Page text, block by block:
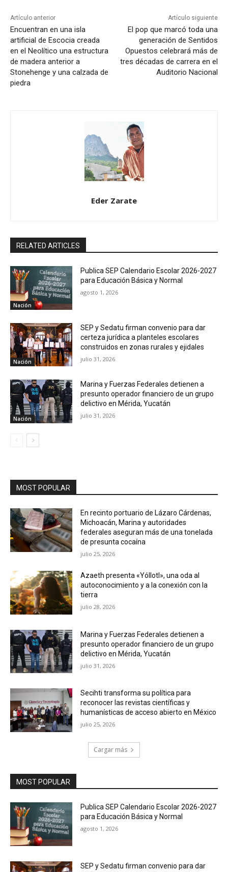
Artículo anterior
Encuentran en una isla
artificial de Escocia creada
en el Neolítico una estructura
de madera anterior a
Stonehenge y una calzada de
piedra
Artículo siguiente
El pop que marcó toda una
generación de Sentidos
Opuestos celebrará más de
tres décadas de carrera en el
Auditorio Nacional
Eder Zarate
RELATED ARTICLES
Nación
Publica SEP Calendario Escolar 2026-2027
para Educación Básica y Normal
agosto 1, 2026
Nación
SEP y Sedatu firman convenio para dar
certeza jurídica a planteles escolares
construidos en zonas rurales y ejidales
julio 31, 2026
Nación
Marina y Fuerzas Federales detienen a
presunto operador financiero de un grupo
delictivo en Mérida, Yucatán
julio 31, 2026
MOST POPULAR
En recinto portuario de Lázaro Cárdenas,
Michoacán, Marina y autoridades
federales aseguran más de una tonelada
de presunta cocaína
julio 25, 2026
Azaeth presenta «Yóllotl», una oda al
autoconocimiento y a la conexión con la
tierra
julio 28, 2026
Marina y Fuerzas Federales detienen a
presunto operador financiero de un grupo
delictivo en Mérida, Yucatán
julio 31, 2026
Secihti transforma su política para
reconocer las revistas científicas y
humanísticas de acceso abierto en México
julio 25, 2026
Cargar más
MOST POPULAR
Publica SEP Calendario Escolar 2026-2027
para Educación Básica y Normal
agosto 1, 2026
SEP y Sedatu firman convenio para dar